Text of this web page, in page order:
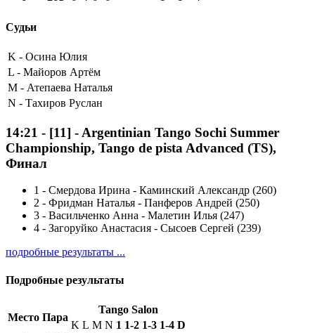
Судьи
K - Осина Юлия
L - Майоров Артём
M - Атепаева Наталья
N - Тахиров Руслан
14:21 - [11] - Argentinian Tango Sochi Summer
Championship, Tango de pista Advanced (TS),
Финал
1 - Смердова Ирина - Каминский Александр (260)
2 - Фридман Наталья - Панферов Андрей (250)
3 - Васильченко Анна - Малетин Илья (247)
4 - Загоруйко Анастасия - Сысоев Сергей (239)
подробные результаты ...
Подробные результаты
Место Пара
Tango Salon
K L M N 1 1-2 1-3 1-4 D